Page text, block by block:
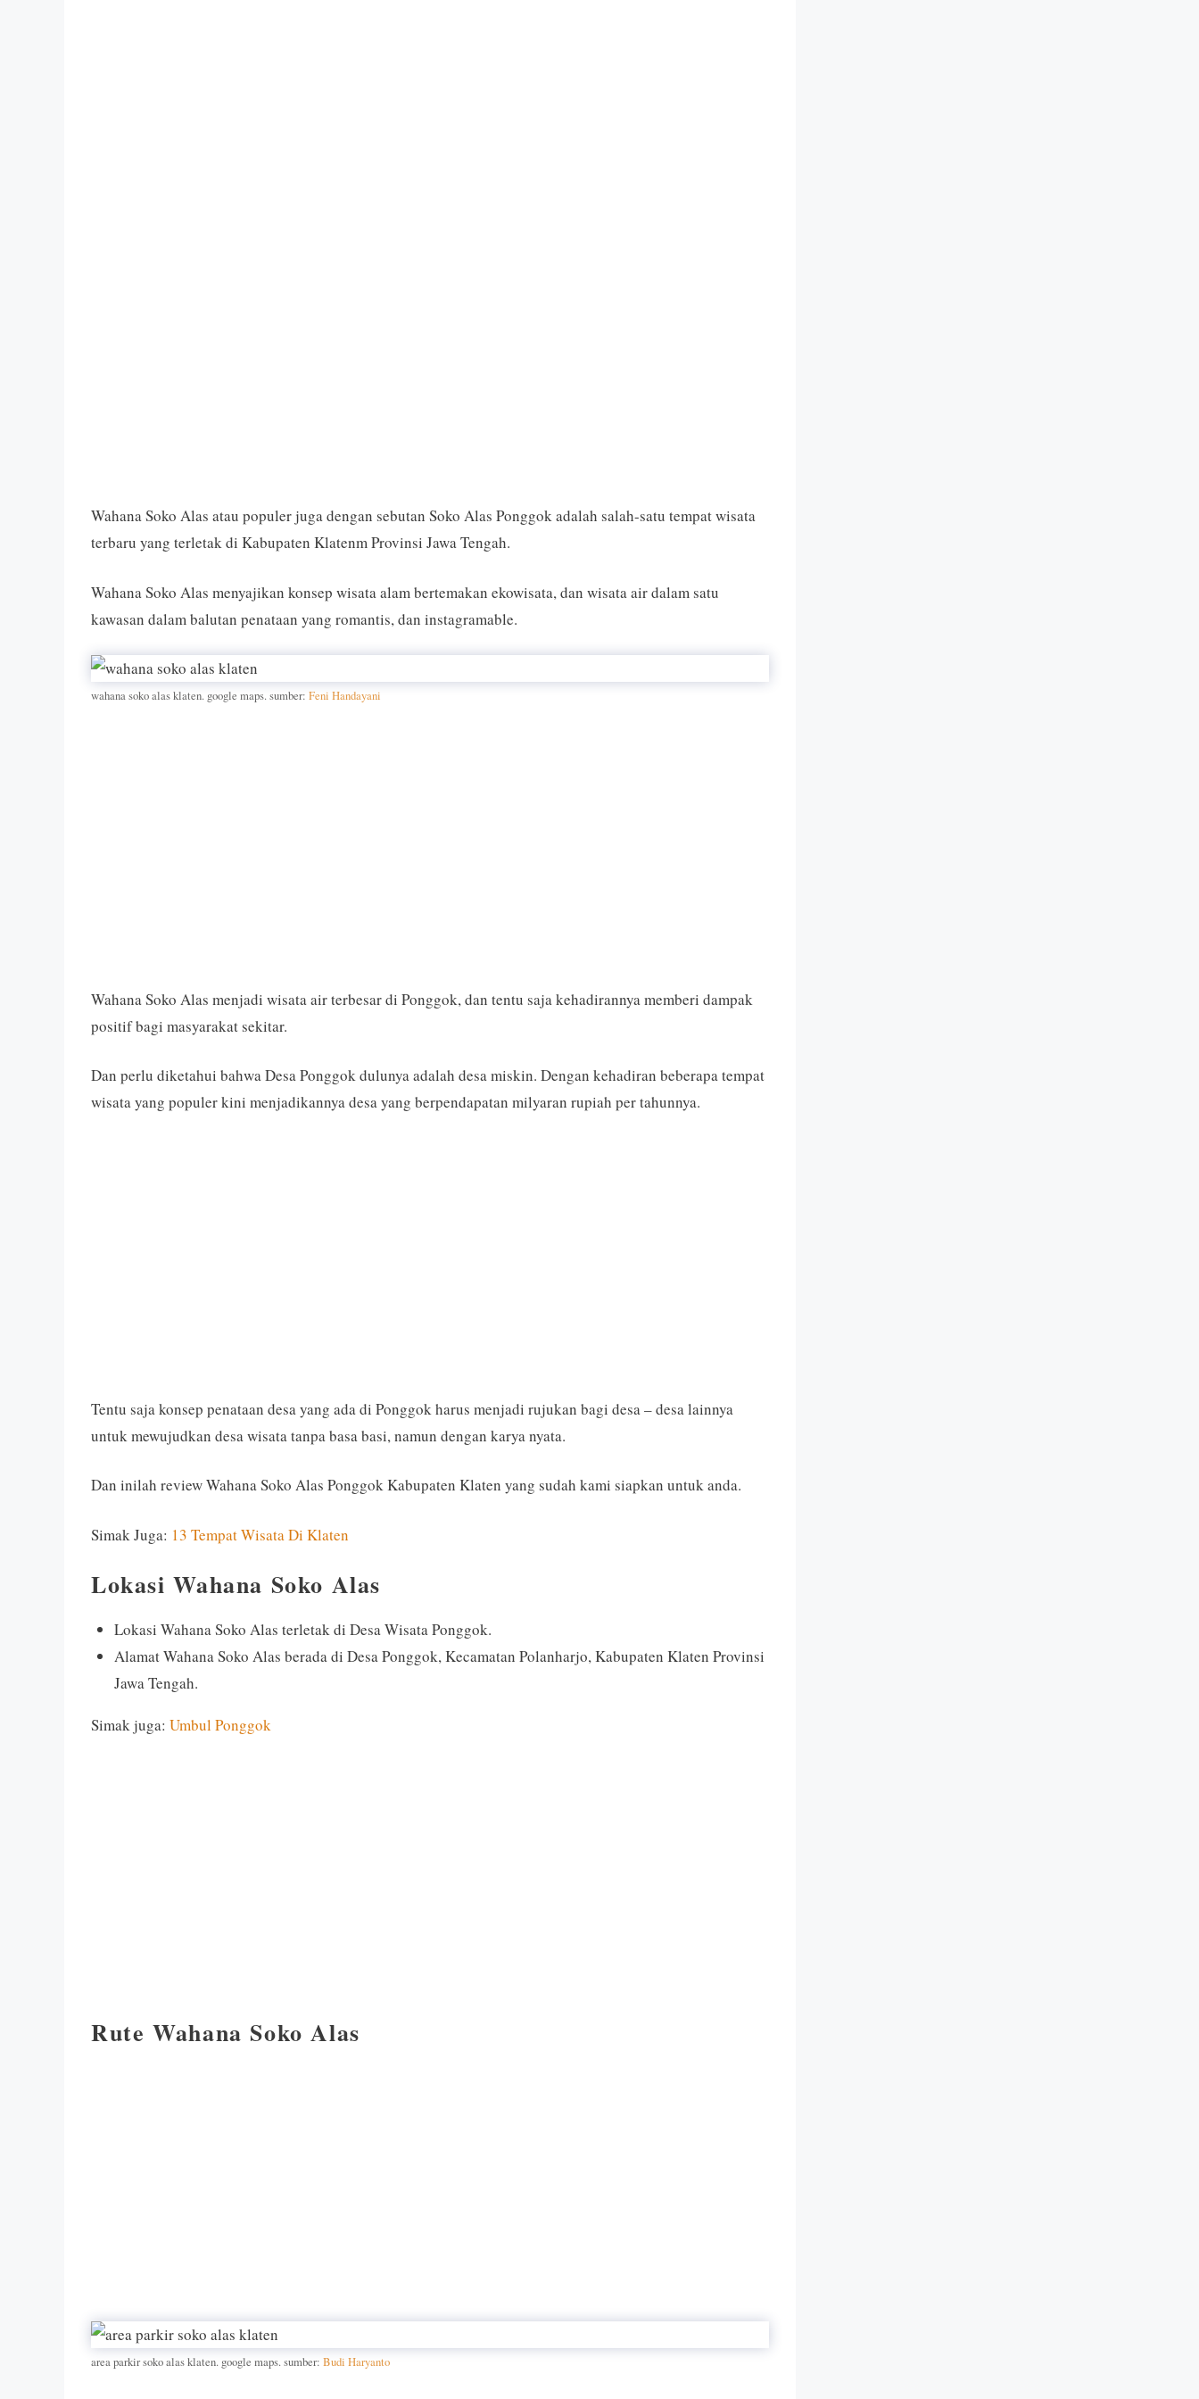
Wahana Soko Alas atau populer juga dengan sebutan Soko Alas Ponggok adalah salah-satu tempat wisata
terbaru yang terletak di Kabupaten Klatenm Provinsi Jawa Tengah.
Wahana Soko Alas menyajikan konsep wisata alam bertemakan ekowisata, dan wisata air dalam satu
kawasan dalam balutan penataan yang romantis, dan instagramable.
wahana soko alas klaten. google maps. sumber: Feni Handayani
Wahana Soko Alas menjadi wisata air terbesar di Ponggok, dan tentu saja kehadirannya memberi dampak
positif bagi masyarakat sekitar.
Dan perlu diketahui bahwa Desa Ponggok dulunya adalah desa miskin. Dengan kehadiran beberapa tempat
wisata yang populer kini menjadikannya desa yang berpendapatan milyaran rupiah per tahunnya.
Tentu saja konsep penataan desa yang ada di Ponggok harus menjadi rujukan bagi desa – desa lainnya
untuk mewujudkan desa wisata tanpa basa basi, namun dengan karya nyata.
Dan inilah review Wahana Soko Alas Ponggok Kabupaten Klaten yang sudah kami siapkan untuk anda.
Simak Juga: 13 Tempat Wisata Di Klaten
Lokasi Wahana Soko Alas
Lokasi Wahana Soko Alas terletak di Desa Wisata Ponggok.
Alamat Wahana Soko Alas berada di Desa Ponggok, Kecamatan Polanharjo, Kabupaten Klaten Provinsi
Jawa Tengah.
Simak juga: Umbul Ponggok
Rute Wahana Soko Alas
area parkir soko alas klaten. google maps. sumber: Budi Haryanto